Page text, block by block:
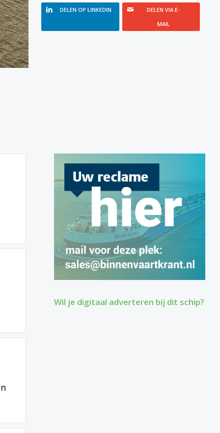
DELEN OP LINKEDIN
DELEN VIA E-
MAIL
Wil je digitaal adverteren bij dit schip?